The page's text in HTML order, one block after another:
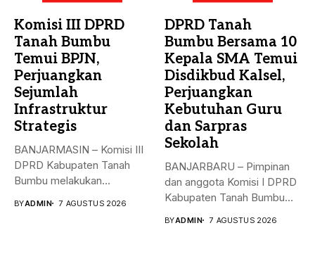
Komisi III DPRD
Tanah Bumbu
Temui BPJN,
Perjuangkan
Sejumlah
Infrastruktur
Strategis
BANJARMASIN – Komisi III
DPRD Kabupaten Tanah
Bumbu melakukan
BYADMIN 7 AGUSTUS 2026
DPRD Tanah
Bumbu Bersama 10
Kepala SMA Temui
Disdikbud Kalsel,
Perjuangkan
Kebutuhan Guru
dan Sarpras
Sekolah
BANJARBARU – Pimpinan
dan anggota Komisi I DPRD
Kabupaten Tanah Bumbu
BYADMIN 7 AGUSTUS 2026